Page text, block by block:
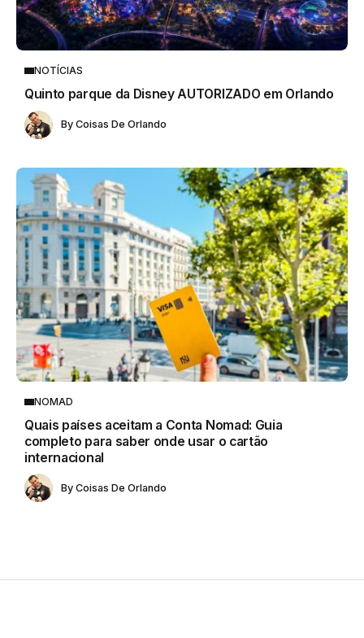
NOTÍCIAS
Quinto parque da Disney AUTORIZADO em Orlando
By Coisas De Orlando
NOMAD
Quais países aceitam a Conta Nomad: Guia
completo para saber onde usar o cartão
internacional
By Coisas De Orlando